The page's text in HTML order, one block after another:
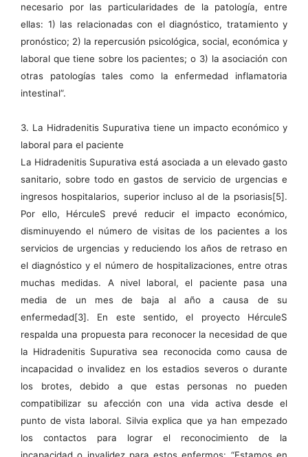
necesario por las particularidades de la patología, entre
ellas: 1) las relacionadas con el diagnóstico, tratamiento y
pronóstico; 2) la repercusión psicológica, social, económica y
laboral que tiene sobre los pacientes; o 3) la asociación con
otras patologías tales como la enfermedad inflamatoria
intestinal”.
3. La Hidradenitis Supurativa tiene un impacto económico y
laboral para el paciente
La Hidradenitis Supurativa está asociada a un elevado gasto
sanitario, sobre todo en gastos de servicio de urgencias e
ingresos hospitalarios, superior incluso al de la psoriasis[5].
Por ello, HérculeS prevé reducir el impacto económico,
disminuyendo el número de visitas de los pacientes a los
servicios de urgencias y reduciendo los años de retraso en
el diagnóstico y el número de hospitalizaciones, entre otras
muchas medidas. A nivel laboral, el paciente pasa una
media de un mes de baja al año a causa de su
enfermedad[3]. En este sentido, el proyecto HérculeS
respalda una propuesta para reconocer la necesidad de que
la Hidradenitis Supurativa sea reconocida como causa de
incapacidad o invalidez en los estadios severos o durante
los brotes, debido a que estas personas no pueden
compatibilizar su afección con una vida activa desde el
punto de vista laboral. Silvia explica que ya han empezado
los contactos para lograr el reconocimiento de la